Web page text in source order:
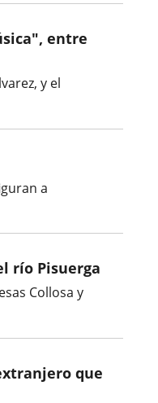
entre
y el
a
río Pisuerga
Collosa y
que